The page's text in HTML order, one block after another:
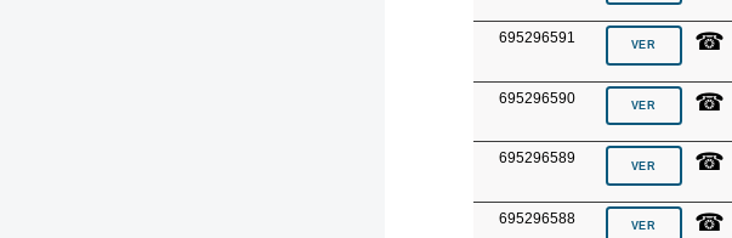
695296591 ☎
695296590 ☎
695296589 ☎
695296588 ☎